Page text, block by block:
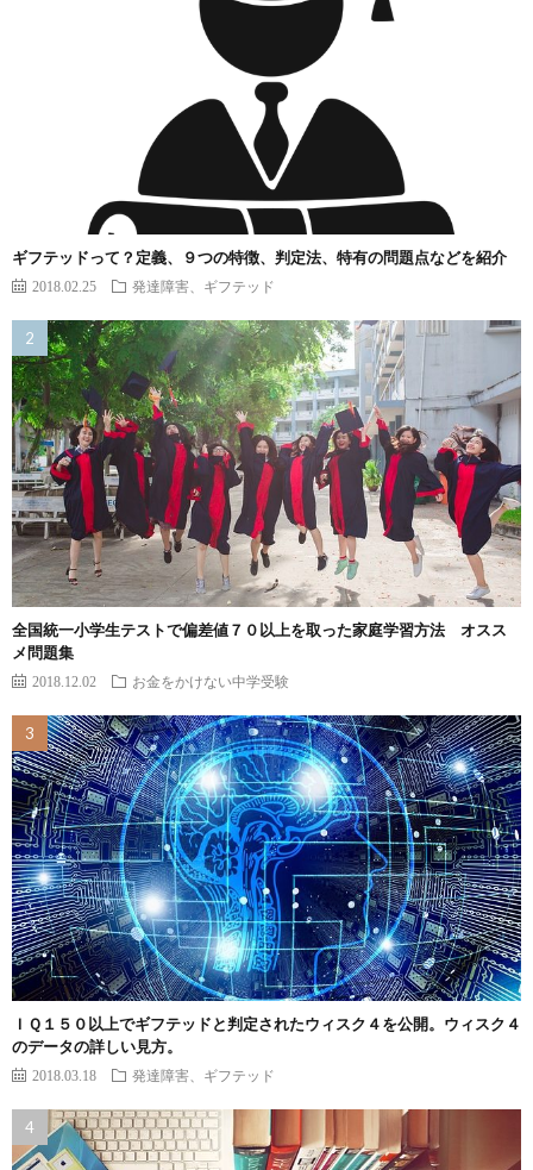
ギフテッドって？定義、９つの特徴、判定法、特有の問題点などを紹介
2018.02.25 発達障害、ギフテッド
全国統一小学生テストで偏差値７０以上を取った家庭学習方法 オスス
メ問題集
2018.12.02 お金をかけない中学受験
ＩＱ１５０以上でギフテッドと判定されたウィスク４を公開。ウィスク４
のデータの詳しい見方。
2018.03.18 発達障害、ギフテッド